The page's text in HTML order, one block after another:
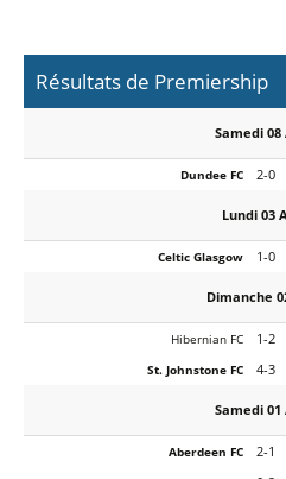
Résultats de Premiership
Samedi
Dundee FC 2-0
Lundi 03
Celtic Glasgow 1-0
Dimanche
Hibernian FC 1-2
St. Johnstone FC
4-3
Samedi
Aberdeen FC 2-1